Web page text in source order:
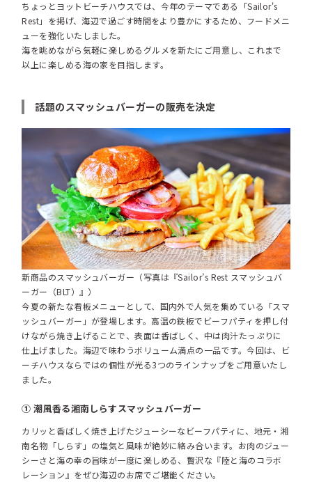
ちょっとヨットビーチハウスでは、今年のテーマである「Sailor's
Rest」を掲げ、海辺で過ごす時間をより豊かにするため、フードメニ
ューを強化いたしました。
海を眺めながら気軽に楽しめるグルメを新たにご用意し、これまで
以上に楽しめる海の家を目指します。
話題のスマッシュバーガーの販売を決定
新商品のスマッシュバーガー（写真は『Sailor’s Rest スマッシュバ
ーガー（BLT）』）
今夏の新たな看板メニューとして、国内外で人気を集めている「スマ
ッシュバーガー」が登場します。高温の鉄板でビーフパティを押し付
けながら焼き上げることで、表面は香ばしく、中は肉汁たっぷりに
仕上げました。海辺で味わうボリューム満点の一品です。今回は、ビ
ーチハウスならではの個性が光る3つのラインナップをご用意いたし
ました。
① 潮風香る湘南しらすスマッシュバーガー
カリッと香ばしく焼き上げたジューシーなビーフパティに、地元・湘
南名物「しらす」の塩気と風味が絶妙に絡み合います。お肉のジュー
シーさと海の幸の旨味が一度に楽しめる、贅沢な『陸と海のコラボ
レーション』をぜひ海辺のお席でご堪能ください。